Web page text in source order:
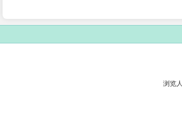
浏览